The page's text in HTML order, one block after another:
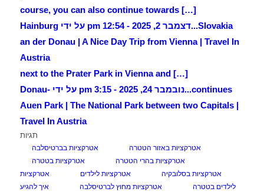
[…] course, you can also continue towards
Slovakia...
דצמבר 2, 2025 - 12:54 pm על ידי Hainburg
an der Donau | A Nice Day Trip from Vienna | Travel In
Austria
[…] next to the Prater Park in Vienna and
continues...
נובמבר 24, 2025 - 3:15 pm על ידי Donau-
Auen Park | The National Park between two Capitals |
Travel In Austria
תגיות
אטרקציות באזור הטטרה
אטרקציות בברטיסלבה
אטרקציות בהרי הטטרה
אטרקציות בטטרה
אטרקציות בסלובקיה
אטרקציות לילדים
אטרקציות
לילדים בטטרה
אטרקציות מחוץ לברטיסלבה
איך להגיע